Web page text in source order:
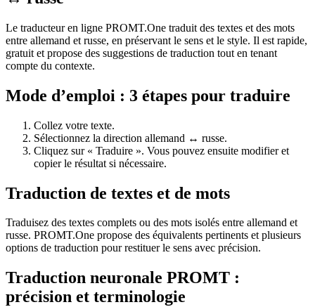
Le traducteur en ligne PROMT.One traduit des textes et des mots
entre allemand et russe, en préservant le sens et le style. Il est rapide,
gratuit et propose des suggestions de traduction tout en tenant
compte du contexte.
Mode d’emploi : 3 étapes pour traduire
Collez votre texte.
Sélectionnez la direction allemand ↔ russe.
Cliquez sur « Traduire ». Vous pouvez ensuite modifier et
copier le résultat si nécessaire.
Traduction de textes et de mots
Traduisez des textes complets ou des mots isolés entre allemand et
russe. PROMT.One propose des équivalents pertinents et plusieurs
options de traduction pour restituer le sens avec précision.
Traduction neuronale PROMT :
précision et terminologie